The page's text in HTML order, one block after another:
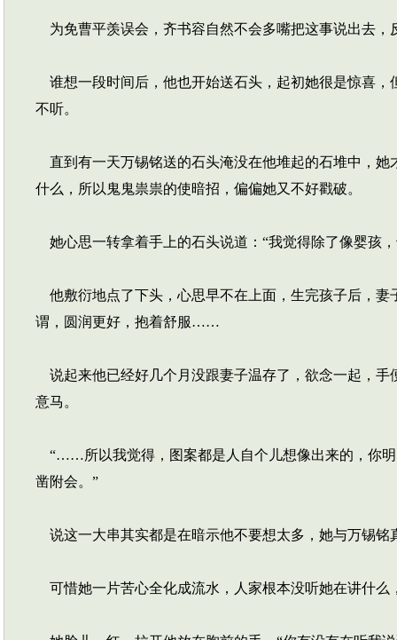
为免曹平羡误会，齐书容自然不会多嘴把这事说出去，
谁想一段时间后，他也开始送石头，起初她很是惊喜，
不听。
直到有一天万锡铭送的石头淹没在他堆起的石堆中，她
什么，所以鬼鬼祟祟的使暗招，偏偏她又不好戳破。
她心思一转拿着手上的石头说道：“我觉得除了像婴孩
他敷衍地点了下头，心思早不在上面，生完孩子后，妻
谓，圆润更好，抱着舒服……
说起来他已经好几个月没跟妻子温存了，欲念一起，手
意马。
“……所以我觉得，图案都是人自个儿想像出来的，你明
凿附会。”
说这一大串其实都是在暗示他不要想太多，她与万锡铭
可惜她一片苦心全化成流水，人家根本没听她在讲什么